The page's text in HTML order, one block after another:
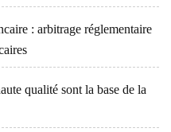
: arbitrage réglementaire
qualité sont la base de la